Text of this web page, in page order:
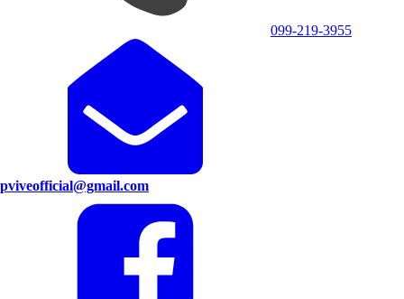
099-219-3955
pviveofficial@gmail.com